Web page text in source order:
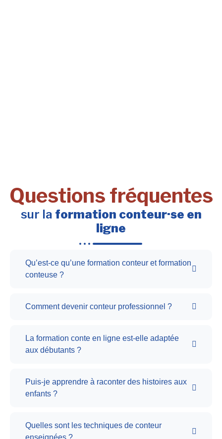
Questions fréquentes
sur la formation conteur·se en
ligne
Qu’est-ce qu’une formation conteur et formation
conteuse ?
Comment devenir conteur professionnel ?
La formation conte en ligne est-elle adaptée
aux débutants ?
Puis-je apprendre à raconter des histoires aux
enfants ?
Quelles sont les techniques de conteur
enseignées ?